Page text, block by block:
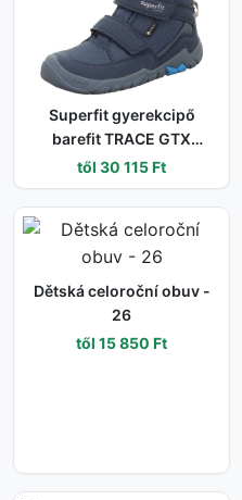
Superfit gyerekcipő
barefit TRACE GTX
Blue/Turquoise 1-
006042-8000 | vízálló és
légáteresztő magasított
cipő GORE-TEX
membránnal és tépőzáras
záródással - 27
től 30 115 Ft
Dětská celoroční obuv -
26
től 15 850 Ft